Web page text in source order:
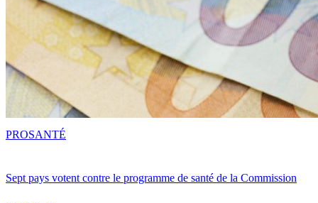
Sept pays votent contre le programme de santé de la Commission
PROSANTÉ